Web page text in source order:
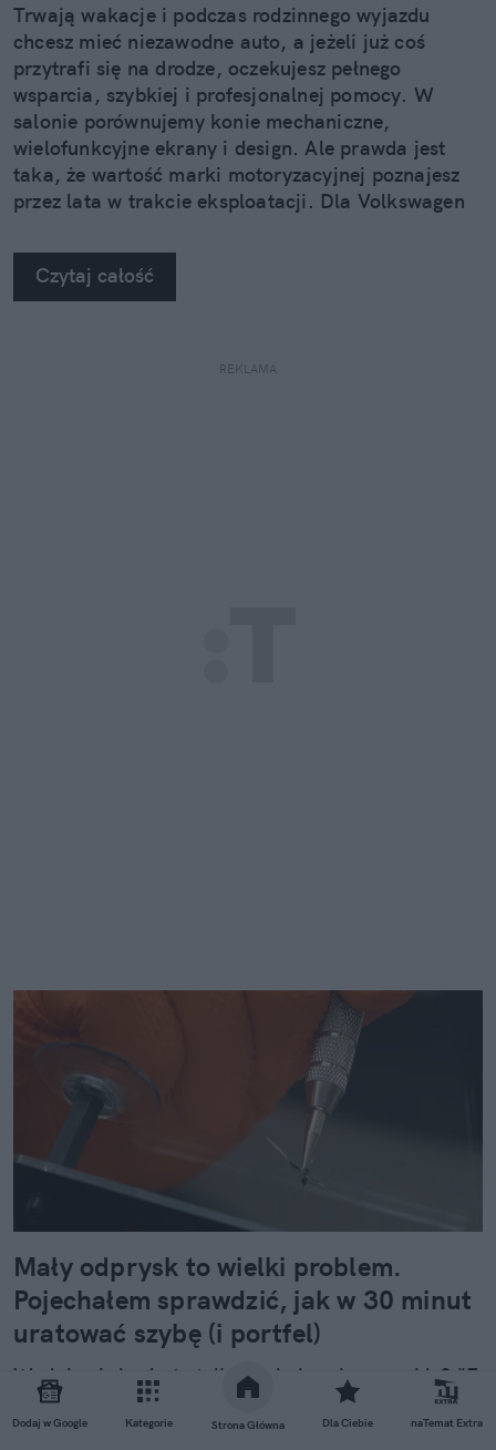
Dodaj w Google Kategorie Strona Główna Dla Ciebie naTemat Extra
Trwają wakacje i podczas rodzinnego wyjazdu
chcesz mieć niezawodne auto, a jeżeli już coś
przytrafi się na drodze, oczekujesz pełnego
wsparcia, szybkiej i profesjonalnej pomocy. W
salonie porównujemy konie mechaniczne,
wielofunkcyjne ekrany i design. Ale prawda jest
taka, że wartość marki motoryzacyjnej poznajesz
przez lata w trakcie eksploatacji. Dla Volkswagen
pierwszoplanową rolę.
Czytaj całość
REKLAMA
Mały odprysk to wielki problem.
Pojechałem sprawdzić, jak w 30 minut
uratować szybę (i portfel)
Wydaje ci się, że to tylko mała kropka na szkle? "E
tam, nie widać, pojeżdżę tak jeszcze sezon" – myśli
wielu z nas. Sam tak kiedyś myślałem, dopóki nie